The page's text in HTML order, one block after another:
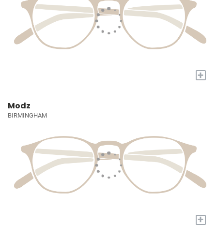
+
Modz
BIRMINGHAM
+